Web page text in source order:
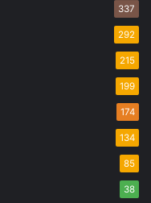
337
292
215
199
174
134
85
38